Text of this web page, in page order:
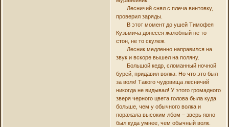
Лесничий снял с плеча винтовку,
проверил заряды.
В этот момент до ушей Тимофея
Кузьмича донесся жалобный не то
стон, не то скулеж.
Лесник медленно направился на
звук и вскоре вышел на поляну.
Большой кедр, сломанный ночной
бурей, придавил волка. Но что это был
за волк! Такого чудовища лесничий
никогда не видывал! У этого громадного
зверя черного цвета голова была куда
больше, чем у обычного волка и
поражала высоким лбом – зверь явно
был куда умнее, чем обычный волк.